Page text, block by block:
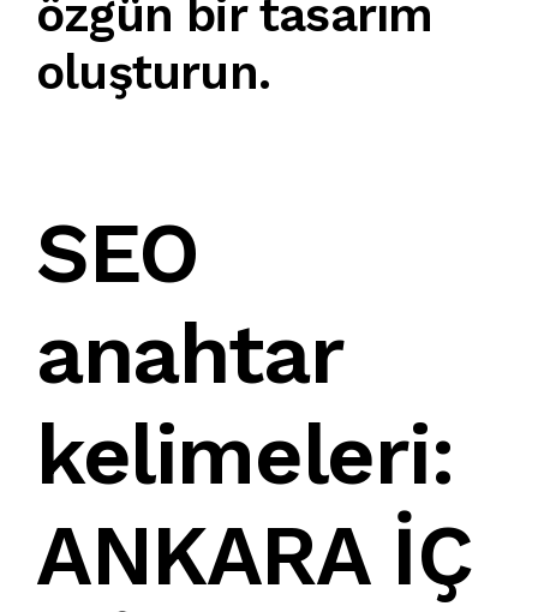
özgün bir tasarım
oluşturun.
SEO
anahtar
kelimeleri:
ANKARA İÇ